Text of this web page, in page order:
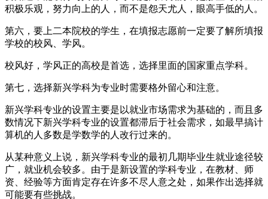
积极乐观，努力向上的人，而不是怨天尤人，眼高手低的人。
第六，要上二本院校的学生，在填报志愿前一定要了解所填报
学校的校风、学风。
校风好，学风正的高校是首选，选择里面的国家重点学科。
第七，选择新兴学科为专业时需要格外留心和注意。
新兴学科专业的设置主要是以就业市场需求为基础的，而且多
数情况下新兴学科专业的设置都滞后于社会需求，如最早搞计
算机的人多数是学数学的人改行过来的。
从某种意义上说，新兴学科专业的最初几期毕业生就业途径较
广，就业机会较多。由于是新设置的学科专业，在教材、师
资、经验等方面肯定存在许多不尽人意之处，如果作出选择就
可能要有些挑战。